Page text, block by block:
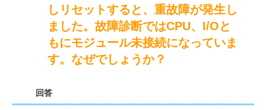
しリセットすると、重故障が発生し
ました。故障診断ではCPU、I/Oと
もにモジュール未接続になっていま
す。なぜでしょうか？
回答